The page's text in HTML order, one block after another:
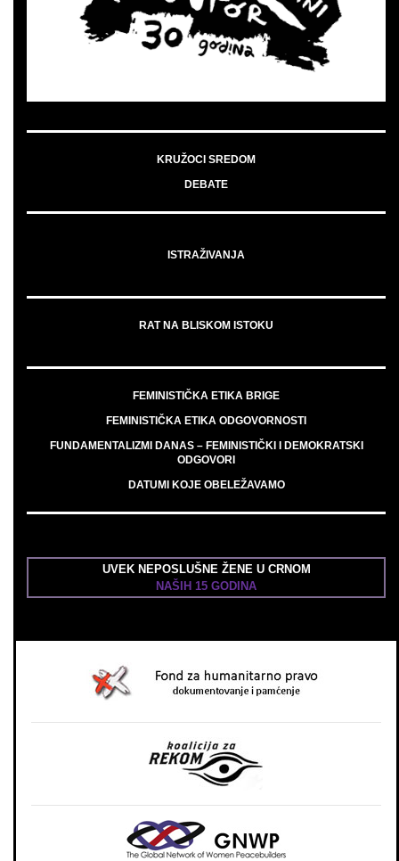
KRUŽOCI SREDOM
DEBATE
ISTRAŽIVANJA
RAT NA BLISKOM ISTOKU
FEMINISTIČKA ETIKA BRIGE
FEMINISTIČKA ETIKA ODGOVORNOSTI
FUNDAMENTALIZMI DANAS – FEMINISTIČKI I DEMOKRATSKI
ODGOVORI
DATUMI KOJE OBELEŽAVAMO
UVEK NEPOSLUŠNE ŽENE U CRNOM
NAŠIH 15 GODINA